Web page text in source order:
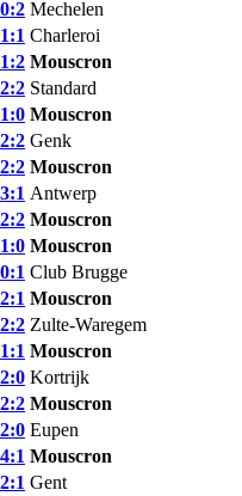
0:2 Mechelen
1:1 Charleroi
1:2 Mouscron‎
2:2 Standard
1:0 Mouscron‎
2:2 Genk
2:2 Mouscron‎
3:1 Antwerp
2:2 Mouscron‎
1:0 Mouscron‎
0:1 Club Brugge
2:1 Mouscron‎
2:2 Zulte-Waregem
1:1 Mouscron‎
2:0 Kortrijk
2:2 Mouscron‎
2:0 Eupen
4:1 Mouscron‎
2:1 Gent